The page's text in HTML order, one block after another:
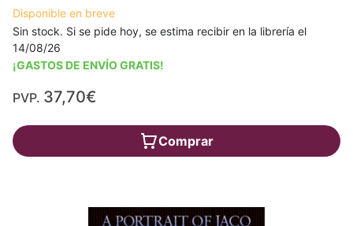
Disponible en breve
Sin stock. Si se pide hoy, se estima recibir en la librería el
14/08/26
¡GASTOS DE ENVÍO GRATIS!
PVP. 37,70€
Comprar